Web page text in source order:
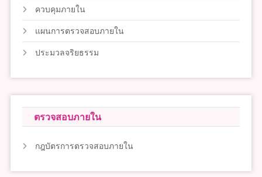
ควบคุมภายใน
แผนการตรวจสอบภายใน
ประมวลจริยธรรม
ตรวจสอบภายใน
กฎบัตรการตรวจสอบภายใน